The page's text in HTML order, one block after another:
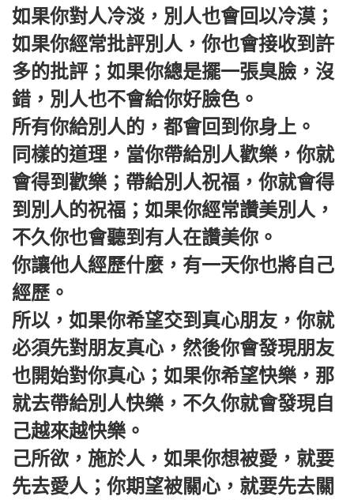
如果你對人冷淡，別人也會回以冷漠；
如果你經常批評別人，你也會接收到許
多的批評；如果你總是擺一張臭臉，沒
錯，別人也不會給你好臉色。
所有你給別人的，都會回到你身上。
同樣的道理，當你帶給別人歡樂，你就
會得到歡樂；帶給別人祝福，你就會得
到別人的祝福；如果你經常讚美別人，
不久你也會聽到有人在讚美你。
你讓他人經歷什麼，有一天你也將自己
經歷。
所以，如果你希望交到真心朋友，你就
必須先對朋友真心，然後你會發現朋友
也開始對你真心；如果你希望快樂，那
就去帶給別人快樂，不久你就會發現自
己越來越快樂。
己所欲，施於人，如果你想被愛，就要
先去愛人；你期望被關心，就要先去關